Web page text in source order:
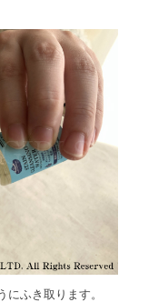
ふき取ります。